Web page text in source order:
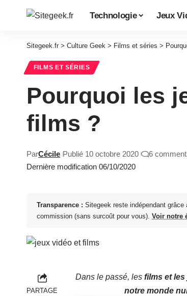
Technologie Jeux
Sitegeek.fr > Culture Geek > Films et séries >
FILMS ET SÉRIES
Pourquoi les
films ?
Dernière modification 06/10/2020
ParCécile Publié 10 octobre 2020 6
Transparence : Sitegeek reste indépendant
commission (sans surcoût pour vous). Voir notre
PARTAGE
Dans le passé, lesfilms et
notre monde